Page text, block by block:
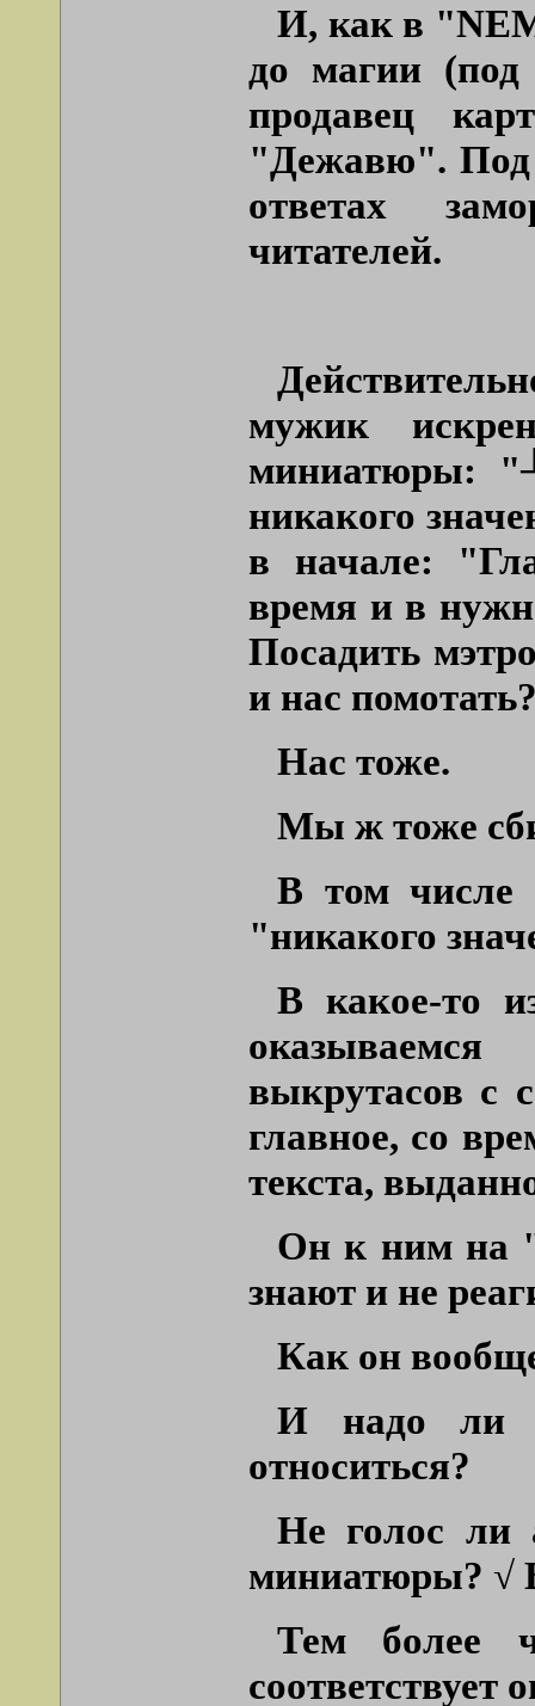
И, как в
до магии (под
продавец
"Дежавю". Под
ответах
читателей.
мужик
миниатюры:
никакого
в начале:
время и в
Посадить
и нас
Нас тоже.
Мы ж тоже
В том числе
"никакого
В какое-то
выкрутасов с
главное, со
текста,
Он к ним на
знают и не
Как он
И надо ли
относиться?
Не голос ли
миниатюры? √
Тем более
соответствует